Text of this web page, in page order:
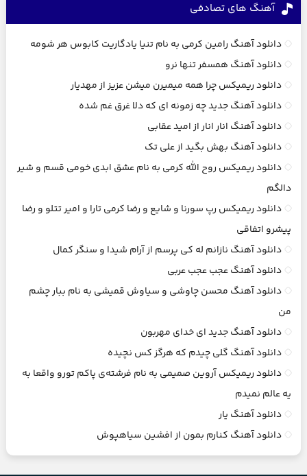
آهنگ های تصادفی
دانلود آهنگ رامین کرمی به نام تنیا یادگاریت کابوس هر شومه
دانلود آهنگ همسفر تنها نرو
دانلود ریمیکس چرا همه میمیرن میشن عزیز از مهدیار
دانلود آهنگ جدید چه زمونه ای که دلا غرق غم شده
دانلود آهنگ انار انار از امید عقابی
دانلود آهنگ بهش بگید از علی تک
دانلود ریمیکس روح الله کرمی به نام عشق ابدی خومی قسم و شیر
دالگم
دانلود ریمیکس رپ سورنا و شایع و رضا کرمی تارا و امیر تتلو و رضا
پیشرو اتفاقی
دانلود آهنگ نازانم له کی پرسم از آرام شیدا و سنگر کمال
دانلود آهنگ عجب عجب عربی
دانلود آهنگ محسن چاوشی و سیاوش قمیشی به نام ببار چشم
من
دانلود آهنگ جدید ای خدای مهربون
دانلود آهنگ گلی چیدم که هرگز کس نچیده
دانلود ریمیکس آروین صمیمی به نام فرشته‌ی پاکم تورو واقعا به
یه عالم نمیدم
دانلود آهنگ یار
دانلود آهنگ کنارم بمون از افشین سیاهپوش